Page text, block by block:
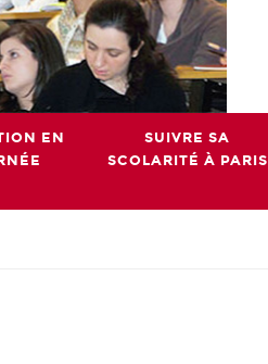
EN
SUIVRE SA
SCOLARITÉ À PARIS